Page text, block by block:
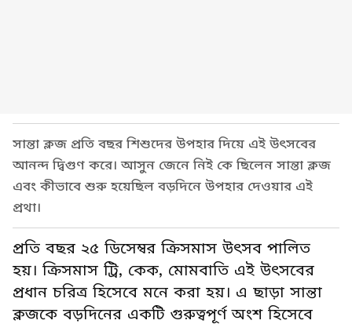
সান্তা ক্লজ প্রতি বছর শিশুদের উপহার দিয়ে এই উৎসবের
আনন্দ দ্বিগুণ করে। আসুন জেনে নিই কে ছিলেন সান্তা ক্লজ
এবং কীভাবে শুরু হয়েছিল বড়দিনে উপহার দেওয়ার এই
প্রথা।
প্রতি বছর ২৫ ডিসেম্বর ক্রিসমাস উৎসব পালিত
হয়। ক্রিসমাস ট্রি, কেক, মোমবাতি এই উৎসবের
প্রধান চরিত্র হিসেবে মনে করা হয়। এ ছাড়া সান্তা
ক্লজকে বড়দিনের একটি গুরুত্বপূর্ণ অংশ হিসেবে